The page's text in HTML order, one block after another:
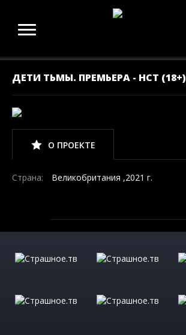
ДЕТИ ТЬМЫ. ПРЕМЬЕРА - НСТ (18+)
О ПРОЕКТЕ
Страна: Великобритания ,2021 г.